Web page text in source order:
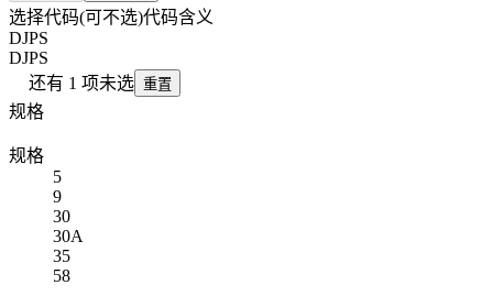
选择代码(可不选)代码含义
DJPS
DJPS
还有 1 项未选 重置
规格
规格
5
9
30
30A
35
58